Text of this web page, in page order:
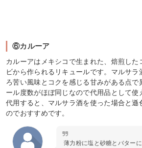
⑥カルーア
カルーアはメキシコで生まれた、焙煎した
ビから作られるリキュールです。マルサラ
ろ苦い風味とコクを感じる甘みがある点で
ール度数がほぼ同じなので代用品として使
代用すると、マルサラ酒を使った場合と遜
のでおすすめです。
薄力粉に塩と砂糖とバター